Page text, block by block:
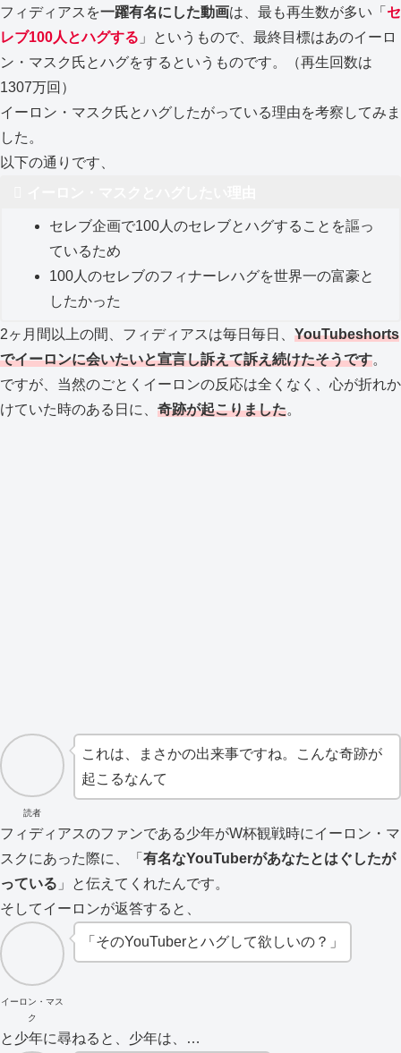
フィディアスを一躍有名にした動画は、最も再生数が多い「 セ
レブ100人とハグする 」というもので、最終目標はあのイーロ
ン・マスク氏とハグをするというものです。（再生回数は
1307万回）
イーロン・マスク氏とハグしたがっている理由を考察してみま
した。
以下の通りです、
セレブ企画で100人のセレブとハグすることを謳っ
ているため
100人のセレブのフィナーレハグを世界一の富豪と
したかった
2ヶ月間以上の間、フィディアスは毎日毎日、 YouTubeshorts
でイーロンに会いたいと宣言し訴えて訴え続けたそうです。
ですが、当然のごとくイーロンの反応は全くなく、心が折れか
けていた時のある日に、 奇跡が起こりました。
読者
これは、まさかの出来事ですね。こんな奇跡が
起こるなんて
フィディアスのファンである少年がW杯観戦時にイーロン・マ
スクにあった際に、「 有名なYouTuberがあなたとはぐしたが
っている 」と伝えてくれたんです。
そしてイーロンが返答すると、
イーロン・マス
ク
「そのYouTuberとハグして欲しいの？」
と少年に尋ねると、少年は、…